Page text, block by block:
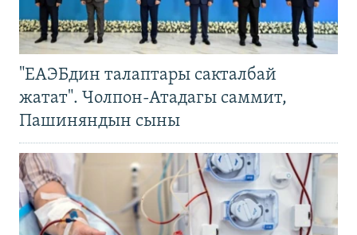
"ЕАЭБдин талаптары сакталбай
жатат". Чолпон-Атадагы саммит,
Пашиняндын сыны